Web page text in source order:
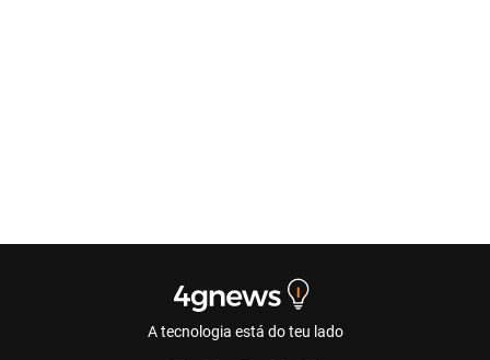
A tecnologia está do teu lado